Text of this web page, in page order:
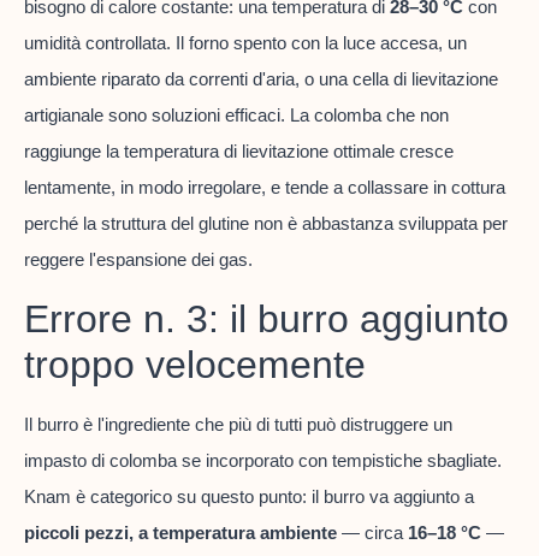
bisogno di calore costante: una temperatura di 28–30 °C con
umidità controllata. Il forno spento con la luce accesa, un
ambiente riparato da correnti d'aria, o una cella di lievitazione
artigianale sono soluzioni efficaci. La colomba che non
raggiunge la temperatura di lievitazione ottimale cresce
lentamente, in modo irregolare, e tende a collassare in cottura
perché la struttura del glutine non è abbastanza sviluppata per
reggere l'espansione dei gas.
Errore n. 3: il burro aggiunto
troppo velocemente
Il burro è l'ingrediente che più di tutti può distruggere un
impasto di colomba se incorporato con tempistiche sbagliate.
Knam è categorico su questo punto: il burro va aggiunto a
piccoli pezzi, a temperatura ambiente — circa 16–18 °C —